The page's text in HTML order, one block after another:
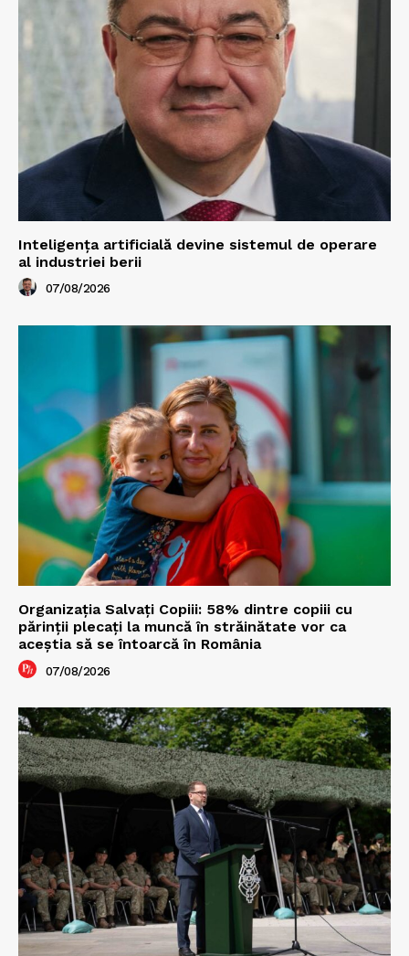
Inteligența artificială devine sistemul de operare
al industriei berii
07/08/2026
Organizația Salvați Copiii: 58% dintre copiii cu
părinții plecați la muncă în străinătate vor ca
aceștia să se întoarcă în România
07/08/2026